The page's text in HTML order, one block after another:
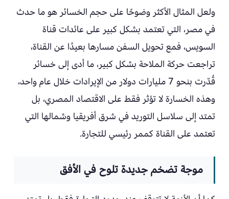
ولعل المثال الأكثر وضوحًا على حجم الخسائر هو ما حدث
في مصر، التي تعتمد بشكل كبير على عائدات قناة
السويس، فمع تحويل السفن مسارها بعيدًا عن القناة،
تراجعت حركة الملاحة بشكل كبير، ما أدى إلى خسائر
قُدّرت بنحو 7 مليارات دولار من الإيرادات خلال عام واحد،
وهذه الخسارة لا تؤثر فقط على الاقتصاد المصري، بل
تمتد إلى سلاسل التوريد في شرق أفريقيا وشمالها التي
تعتمد على القناة كممر رئيسي للتجارة.
موجة تضخم جديدة تلوح في الأفق